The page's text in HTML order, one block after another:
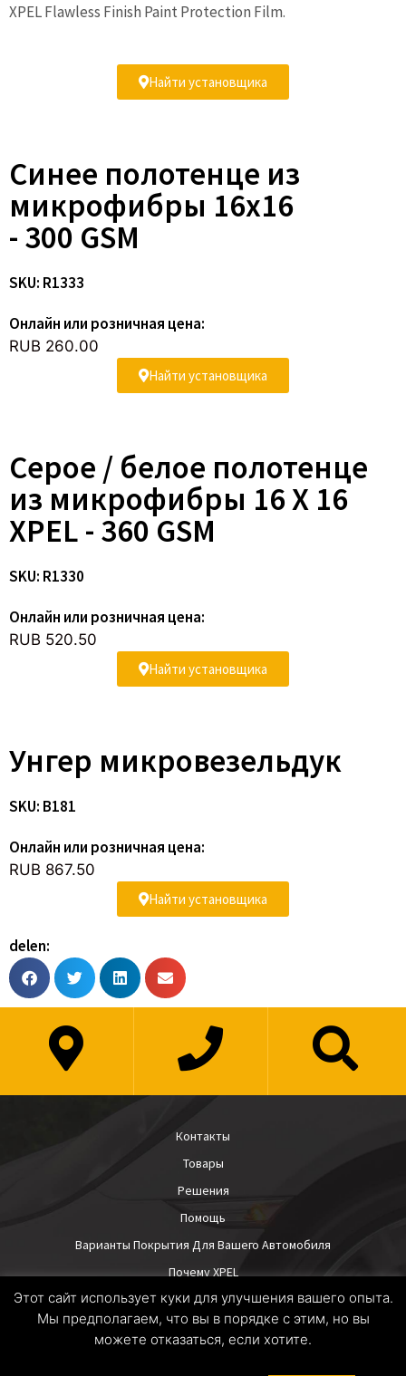
XPEL Flawless Finish Paint Protection Film.
Найти установщика
Синее полотенце из
микрофибры 16x16
- 300 GSM
SKU: R1333
Онлайн или розничная цена:
RUB 260.00
Найти установщика
Серое / белое полотенце
из микрофибры 16 X 16
XPEL - 360 GSM
SKU: R1330
Онлайн или розничная цена:
RUB 520.50
Найти установщика
Унгер микровезельдук
SKU: B181
Онлайн или розничная цена:
RUB 867.50
Найти установщика
delen:
Контакты
Товары
Решения
Помощь
Варианты Покрытия Для Вашего Автомобиля
Почему XPEL
Этот сайт использует куки для улучшения вашего опыта.
Мы предполагаем, что вы в порядке с этим, но вы
можете отказаться, если хотите.